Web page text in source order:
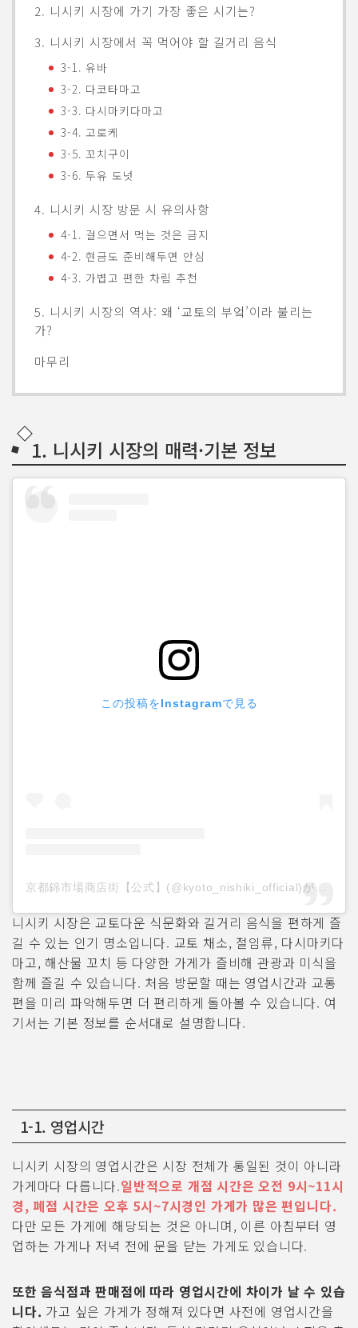
2. 니시키 시장에 가기 가장 좋은 시기는?
3. 니시키 시장에서 꼭 먹어야 할 길거리 음식
3-1. 유바
3-2. 다코타마고
3-3. 다시마키다마고
3-4. 고로케
3-5. 꼬치구이
3-6. 두유 도넛
4. 니시키 시장 방문 시 유의사항
4-1. 걸으면서 먹는 것은 금지
4-2. 현금도 준비해두면 안심
4-3. 가볍고 편한 차림 추천
5. 니시키 시장의 역사: 왜 ‘교토의 부엌’이라 불리는
가?
마무리
1. 니시키 시장의 매력·기본 정보
この投稿をInstagramで見る
京都錦市場商店街【公式】(@kyoto_nishiki_official)がシェアした投稿
니시키 시장은 교토다운 식문화와 길거리 음식을 편하게 즐
길 수 있는 인기 명소입니다. 교토 채소, 절임류, 다시마키다
마고, 해산물 꼬치 등 다양한 가게가 즐비해 관광과 미식을
함께 즐길 수 있습니다. 처음 방문할 때는 영업시간과 교통
편을 미리 파악해두면 더 편리하게 돌아볼 수 있습니다. 여
기서는 기본 정보를 순서대로 설명합니다.
1-1. 영업시간
니시키 시장의 영업시간은 시장 전체가 통일된 것이 아니라
가게마다 다릅니다.일반적으로 개점 시간은 오전 9시~11시
경, 폐점 시간은 오후 5시~7시경인 가게가 많은 편입니다.
다만 모든 가게에 해당되는 것은 아니며, 이른 아침부터 영
업하는 가게나 저녁 전에 문을 닫는 가게도 있습니다.
또한 음식점과 판매점에 따라 영업시간에 차이가 날 수 있습
니다. 가고 싶은 가게가 정해져 있다면 사전에 영업시간을